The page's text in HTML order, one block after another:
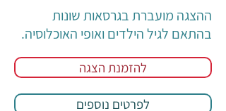
ההצגה מועברת בגרסאות שונות
בהתאם לגיל הילדים ואופי האוכלוסיה.
להזמנת הצגה
לפרטים נוספים